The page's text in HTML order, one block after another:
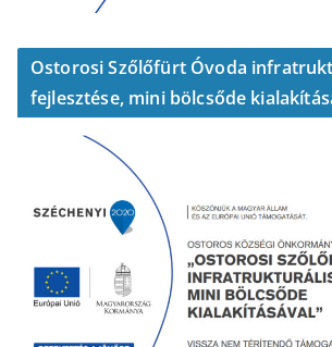
Ostorosi Szőlőfürt Óvoda
fejlesztése, mini bölcsőde